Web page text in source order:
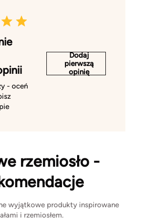
- oceń
Dodaj
pierwszą
opinię
rzemiosło -
wyjątkowe produkty inspirowane
i rzemiosłem.